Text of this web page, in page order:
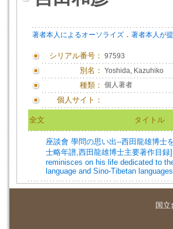
著者本人によるオーソライズ ． 著者本人が
シリアル番号： 97593
別名： Yoshida, Kazuhiko
種類： 個人著者
個人サイト：
全文 タイトル
座談會 學問の思い出--西田龍雄博士
士略年譜,西田龍雄博士主要著作目録
reminisces on his life dedicated to
language and Sino-Tibetan languages
国立